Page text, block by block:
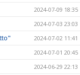
2024-07-09 18:35
2024-07-03 23:03
2024-07-02 11:41
2024-07-01 20:45
2024-06-29 22:13